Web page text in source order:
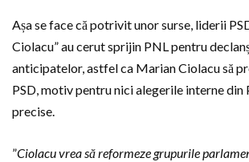
Așa se face că potrivit unor surse, liderii
Ciolacu” au cerut sprijin PNL pentru
anticipatelor, astfel ca Marian Ciolacu să
PSD, motiv pentru nici alegerile interne din
precise.
”Ciolacu vrea să reformeze grupurile